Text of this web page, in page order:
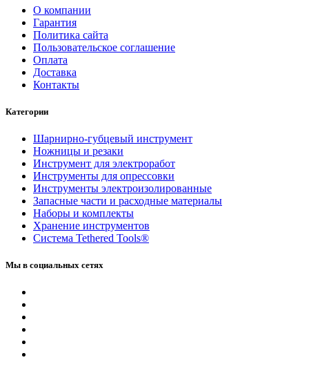
О компании
Гарантия
Политика сайта
Пользовательское соглашение
Оплата
Доставка
Контакты
Категории
Шарнирно-губцевый инструмент
Ножницы и резаки
Инструмент для электроработ
Инструменты для опрессовки
Инструменты электроизолированные
Запасные части и расходные материалы
Наборы и комплекты
Хранение инс­тру­мен­тов
Система Tethered Tools®
Мы в социальных сетях